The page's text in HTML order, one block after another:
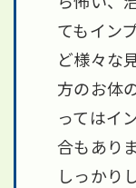
てもイン
ど様々な
方のお体
ってはイ
合もあり
しっかり